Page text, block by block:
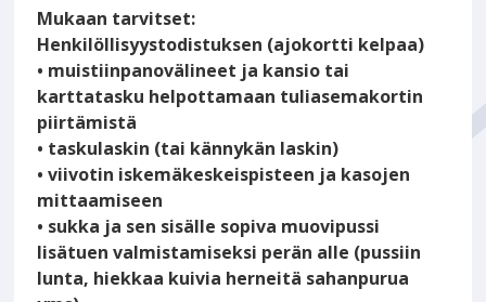
Mukaan tarvitset:
Henkilöllisyystodistuksen (ajokortti kelpaa)
• muistiinpanovälineet ja kansio tai
karttatasku helpottamaan tuliasemakortin
piirtämistä
• taskulaskin (tai kännykän laskin)
• viivotin iskemäkeskeispisteen ja kasojen
mittaamiseen
• sukka ja sen sisälle sopiva muovipussi
lisätuen valmistamiseksi perän alle (pussiin
lunta, hiekkaa kuivia herneitä sahanpurua